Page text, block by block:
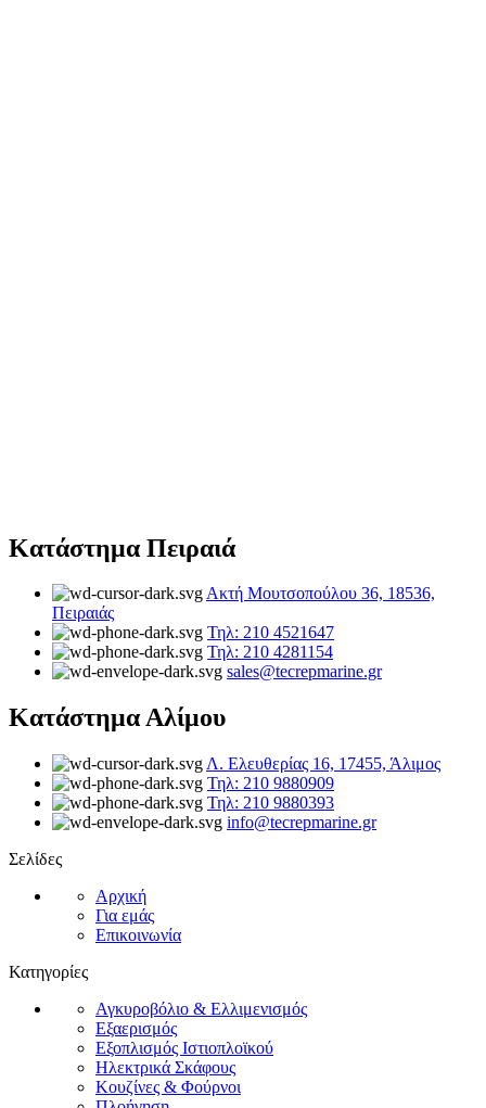
Κατάστημα Πειραιά
Ακτή Μουτσοπούλου 36, 18536,
Πειραιάς
Τηλ: 210 4521647
Τηλ: 210 4281154
sales@tecrepmarine.gr
Κατάστημα Αλίμου
Λ. Ελευθερίας 16, 17455, Άλιμος
Τηλ: 210 9880909
Τηλ: 210 9880393
info@tecrepmarine.gr
Σελίδες
Αρχική
Για εμάς
Επικοινωνία
Κατηγορίες
Αγκυροβόλιο & Ελλιμενισμός
Εξαερισμός
Εξοπλισμός Ιστιοπλοϊκού
Ηλεκτρικά Σκάφους
Κουζίνες & Φούρνοι